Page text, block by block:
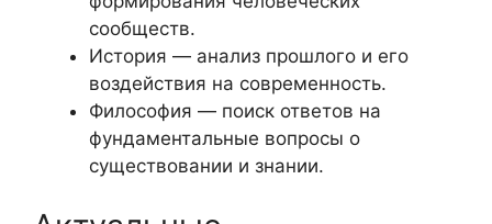
сообществ.
История — анализ прошлого и его
воздействия на современность.
Философия — поиск ответов на
фундаментальные вопросы о
существовании и знании.